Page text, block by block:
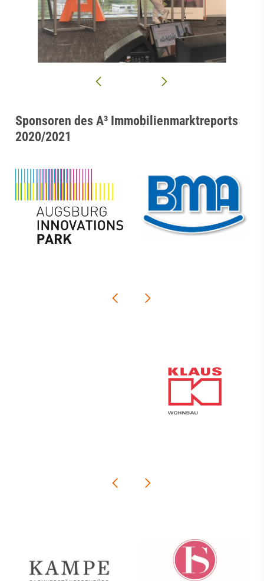
Sponsoren des A³ Immobilienmarktreports
2020/2021